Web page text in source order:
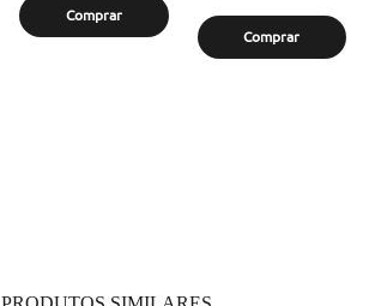
Comprar
Comprar